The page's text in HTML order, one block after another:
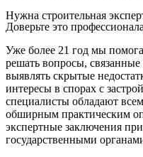
Нужна строительная
Доверьте это
Уже более 21 год мы
решать вопросы, связанные
выявлять скрытые
интересы в спорах с
специалисты обладают
обширным практическим
экспертные заключения
государственными